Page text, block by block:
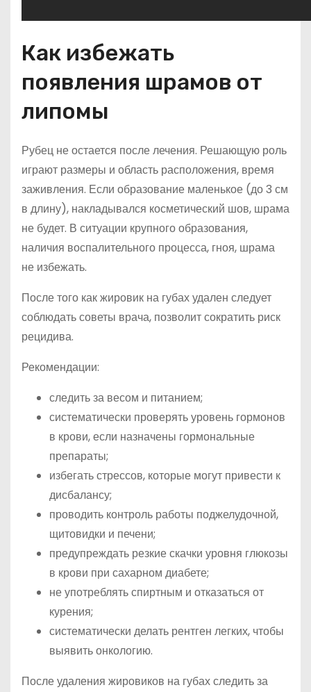
Как избежать
появления шрамов от
липомы
Рубец не остается после лечения. Решающую роль
играют размеры и область расположения, время
заживления. Если образование маленькое (до 3 см
в длину), накладывался косметический шов, шрама
не будет. В ситуации крупного образования,
наличия воспалительного процесса, гноя, шрама
не избежать.
После того как жировик на губах удален следует
соблюдать советы врача, позволит сократить риск
рецидива.
Рекомендации:
следить за весом и питанием;
систематически проверять уровень гормонов
в крови, если назначены гормональные
препараты;
избегать стрессов, которые могут привести к
дисбалансу;
проводить контроль работы поджелудочной,
щитовидки и печени;
предупреждать резкие скачки уровня глюкозы
в крови при сахарном диабете;
не употреблять спиртным и отказаться от
курения;
систематически делать рентген легких, чтобы
выявить онкологию.
После удаления жировиков на губах следить за